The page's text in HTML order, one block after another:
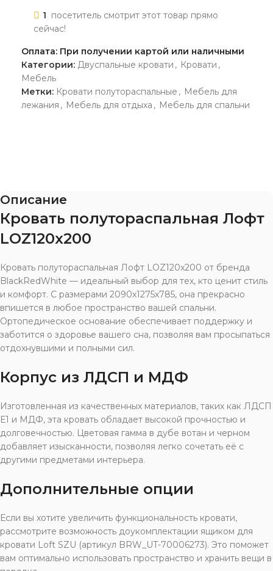
1 посетитель смотрит этот товар прямо
сейчас!
Оплата: При получении картой или наличными
Категории: Двуспальные кровати , Кровати ,
Мебель
Метки: Кровати полутораспальные , Мебель для
лежания , Мебель для отдыха , Мебель для спальни
Описание
Кровать полутораспальная Лофт
LOZ120х200
Кровать полутораспальная Лофт LOZ120х200 от бренда
BlackRedWhite — идеальный выбор для тех, кто ценит стиль
и комфорт. С размерами 2090x1275x785, она прекрасно
впишется в любое пространство вашей спальни.
Ортопедическое основание обеспечивает поддержку и
заботится о здоровье вашего сна, позволяя вам просыпаться
отдохнувшими и полными сил.
Корпус из ЛДСП и МДФ
Изготовленная из качественных материалов, таких как ЛДСП
Е1 и МДФ, эта кровать обладает высокой прочностью и
долговечностью. Цветовая гамма в дубе вотан и черном
добавляет изысканности, позволяя легко сочетать её с
другими предметами интерьера.
Дополнительные опции
Если вы хотите увеличить функциональность кровати,
рассмотрите возможность доукомплектации ящиком для
кровати Loft SZU (артикул BRW_UT-70006273). Это поможет
вам оптимально использовать пространство и хранить вещи в